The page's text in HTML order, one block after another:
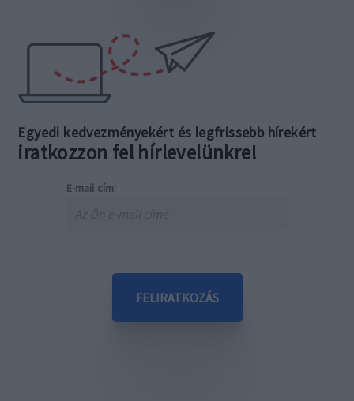
Egyedi kedvezményekért és legfrissebb hírekért
iratkozzon fel hírlevelünkre!
E-mail cím: